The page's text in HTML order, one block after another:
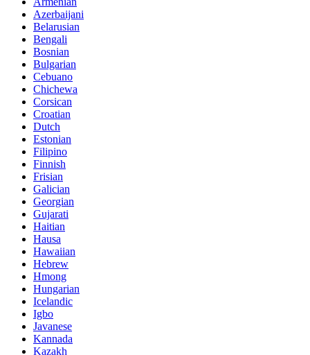
Azerbaijani
Belarusian
Bengali
Bosnian
Bulgarian
Cebuano
Chichewa
Corsican
Croatian
Dutch
Estonian
Filipino
Finnish
Frisian
Galician
Georgian
Gujarati
Haitian
Hausa
Hawaiian
Hebrew
Hmong
Hungarian
Icelandic
Igbo
Javanese
Kannada
Kazakh